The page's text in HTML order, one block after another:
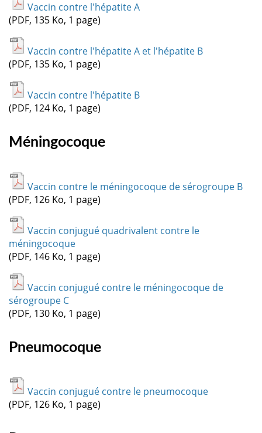
Vaccin contre l'hépatite A
(PDF, 135 Ko, 1 page)
Vaccin contre l'hépatite A et l'hépatite B
(PDF, 135 Ko, 1 page)
Vaccin contre l'hépatite B
(PDF, 124 Ko, 1 page)
Méningocoque
Vaccin contre le méningocoque de sérogroupe B
(PDF, 126 Ko, 1 page)
Vaccin conjugué quadrivalent contre le
méningocoque
(PDF, 146 Ko, 1 page)
Vaccin conjugué contre le méningocoque de
sérogroupe C
(PDF, 130 Ko, 1 page)
Pneumocoque
Vaccin conjugué contre le pneumocoque
(PDF, 126 Ko, 1 page)